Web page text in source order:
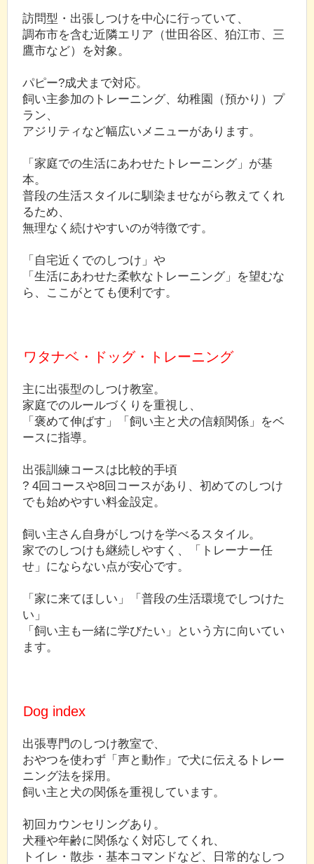
訪問型・出張しつけを中心に行っていて、
調布市を含む近隣エリア（世田谷区、狛江市、三
鷹市など）を対象。
パピー?成犬まで対応。
飼い主参加のトレーニング、幼稚園（預かり）プ
ラン、
アジリティなど幅広いメニューがあります。
「家庭での生活にあわせたトレーニング」が基
本。
普段の生活スタイルに馴染ませながら教えてくれ
るため、
無理なく続けやすいのが特徴です。
「自宅近くでのしつけ」や
「生活にあわせた柔軟なトレーニング」を望むな
ら、ここがとても便利です。
ワタナベ・ドッグ・トレーニング
主に出張型のしつけ教室。
家庭でのルールづくりを重視し、
「褒めて伸ばす」「飼い主と犬の信頼関係」をベ
ースに指導。
出張訓練コースは比較的手頃
? 4回コースや8回コースがあり、初めてのしつけ
でも始めやすい料金設定。
飼い主さん自身がしつけを学べるスタイル。
家でのしつけも継続しやすく、「トレーナー任
せ」にならない点が安心です。
「家に来てほしい」「普段の生活環境でしつけた
い」
「飼い主も一緒に学びたい」という方に向いてい
ます。
Dog index
出張専門のしつけ教室で、
おやつを使わず「声と動作」で犬に伝えるトレー
ニング法を採用。
飼い主と犬の関係を重視しています。
初回カウンセリングあり。
犬種や年齢に関係なく対応してくれ、
トイレ・散歩・基本コマンドなど、日常的なしつ